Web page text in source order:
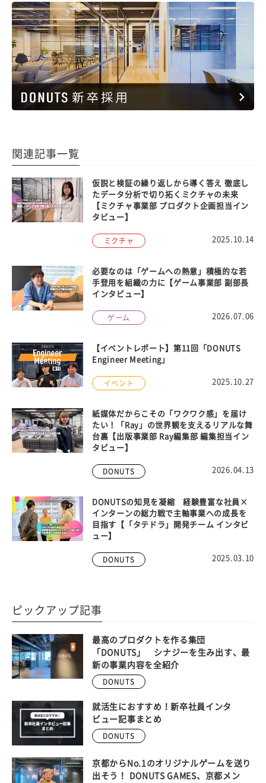
関連記事一覧
ミクチャ 2025.10.14
仮説と検証の繰り返しから導く答え 徹底し
たデータ分析で切り拓くミクチャの未来
【ミクチャ事業部 プロダクト企画担当イン
タビュー】
ゲーム 2026.07.06
必要なのは「ゲームへの熱意」積極的な若
手登用を組織の力に【ゲーム事業部 副部長
インタビュー】
イベント 2025.10.27
【イベントレポート】第11回「DONUTS
Engineer Meeting」
DONUTS 2026.04.13
紙媒体だからこその「ワクワク感」を届け
たい！「Ray」の世界観を支えるリアルな舞
台裏【出版事業部 Ray編集部 編集担当イン
タビュー】
DONUTS 2025.03.10
DONUTSの知見を凝縮 経験豊富な社員×
インターンの総力戦で主軸事業への成長を
目指す【「タテドラ」開発チーム インタビ
ュー】
ピックアップ記事
最高のプロダクトを作る集団
「DONUTS」 シナジーを生み出す、最
新の事業内容を全紹介
DONUTS
就活生におすすめ！新卒社員インタ
ビュー記事まとめ
DONUTS
京都からNo.1のオリジナルゲームを送り
出そう！ DONUTS GAMES、京都メン